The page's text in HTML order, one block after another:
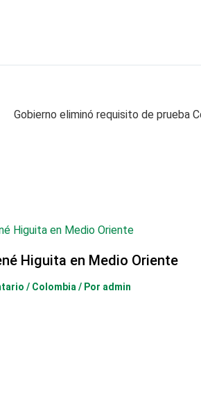
Higuita en Medio Oriente
/ Colombia / Por admin